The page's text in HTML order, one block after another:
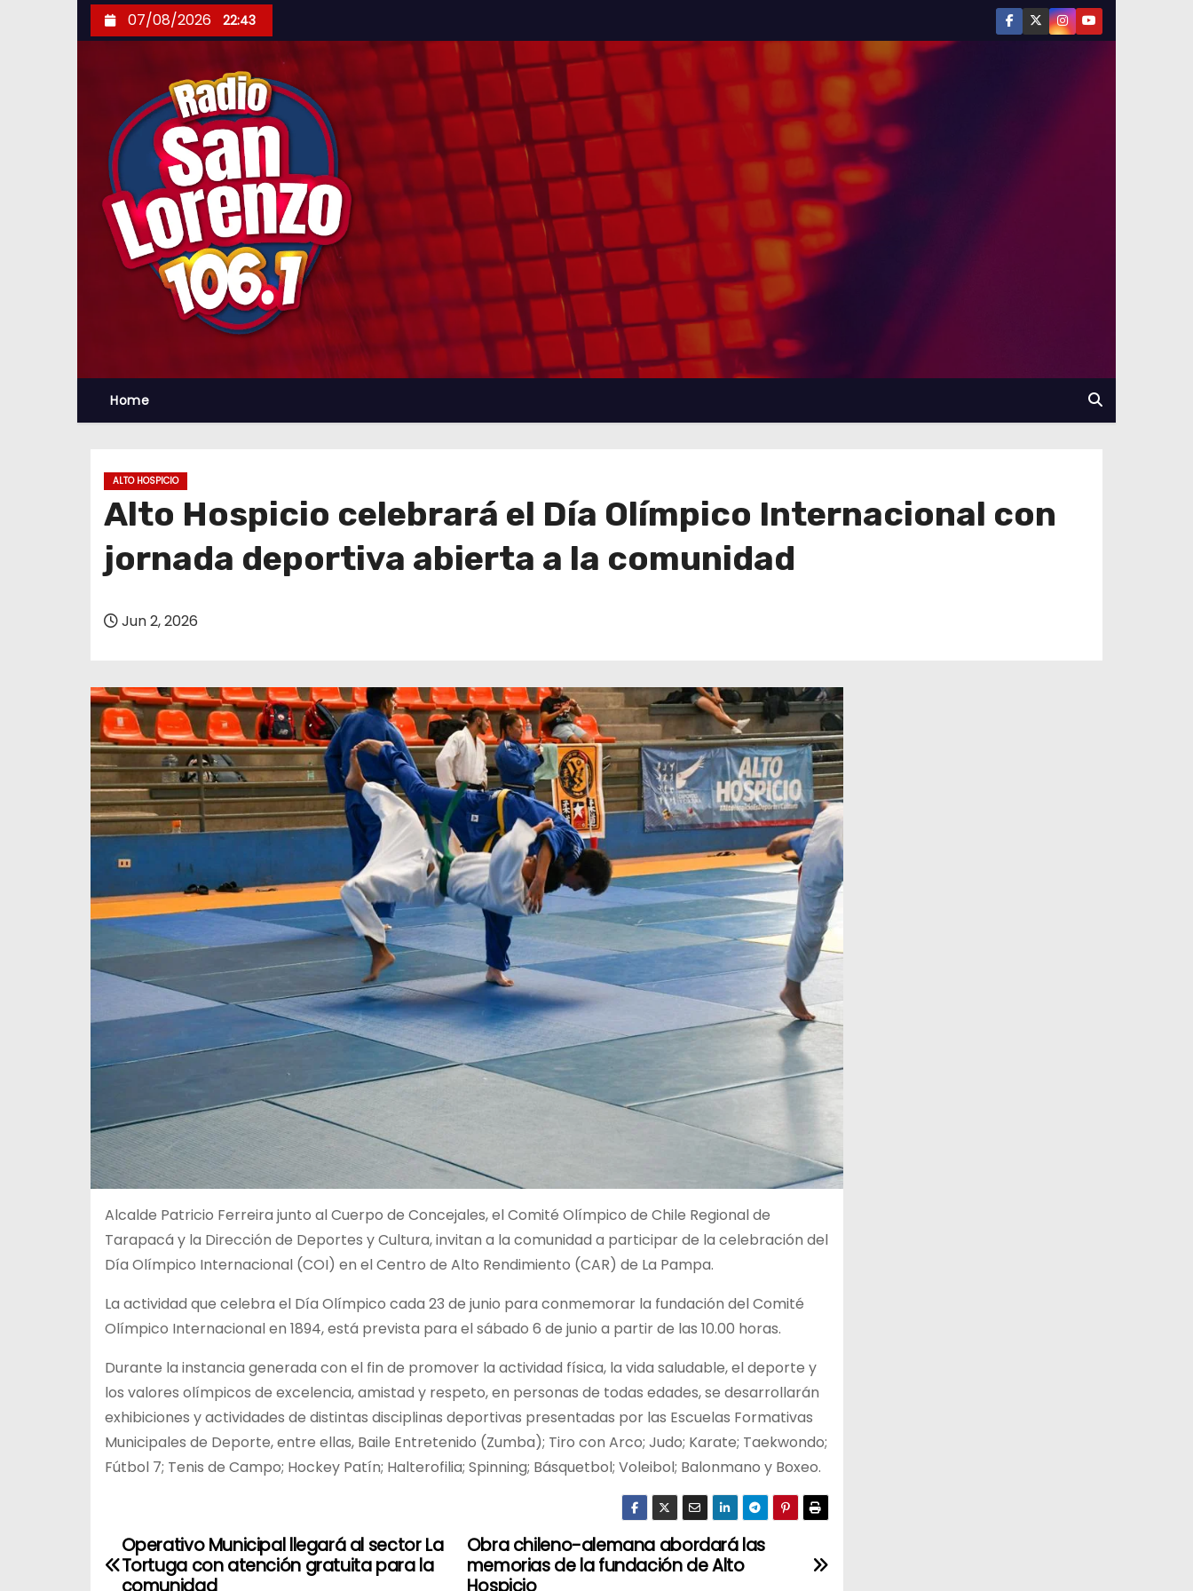
k
07/08/2026 22:43
Home
ALTO HOSPICIO
Alto Hospicio celebrará el Día Olímpico Internacional con
jornada deportiva abierta a la comunidad
Jun 2, 2026
Alcalde Patricio Ferreira junto al Cuerpo de Concejales, el Comité Olímpico de Chile Regional de
Tarapacá y la Dirección de Deportes y Cultura, invitan a la comunidad a participar de la celebración del
Día Olímpico Internacional (COI) en el Centro de Alto Rendimiento (CAR) de La Pampa.
La actividad que celebra el Día Olímpico cada 23 de junio para conmemorar la fundación del Comité
Olímpico Internacional en 1894, está prevista para el sábado 6 de junio a partir de las 10.00 horas.
Durante la instancia generada con el fin de promover la actividad física, la vida saludable, el deporte y
los valores olímpicos de excelencia, amistad y respeto, en personas de todas edades, se desarrollarán
exhibiciones y actividades de distintas disciplinas deportivas presentadas por las Escuelas Formativas
Municipales de Deporte, entre ellas, Baile Entretenido (Zumba); Tiro con Arco; Judo; Karate; Taekwondo;
Fútbol 7; Tenis de Campo; Hockey Patín; Halterofilia; Spinning; Básquetbol; Voleibol; Balonmano y Boxeo.
N
Obra chileno-alemana abordará las
memorias de la fundación de Alto
Operativo Municipal llegará al sector La
Tortuga con atención gratuita para la